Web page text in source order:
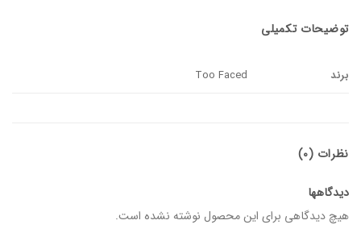
توضیحات تکمیلی
برند Too Faced
نظرات (0)
دیدگاهها
هیچ دیدگاهی برای این محصول نوشته نشده است.